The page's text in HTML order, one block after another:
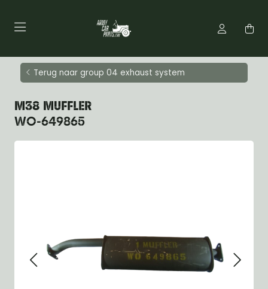
Terug naar group 04 exhaust system
M38 MUFFLER
WO-649865